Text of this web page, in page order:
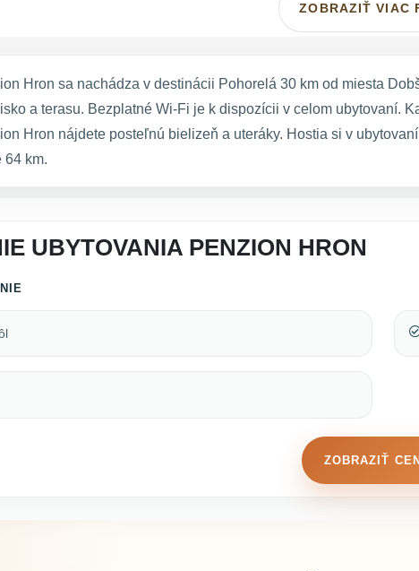
ZOBRAZIŤ VIAC
Hron sa nachádza v destinácii Pohorelá 30 km od miesta
a terasu. Bezplatné Wi-Fi je k dispozícii v celom ubytovaní.
Hron nájdete posteľnú bielizeň a uteráky. Hostia si v
64 km.
UBYTOVANIA PENZION HRON
ZOBRAZIŤ